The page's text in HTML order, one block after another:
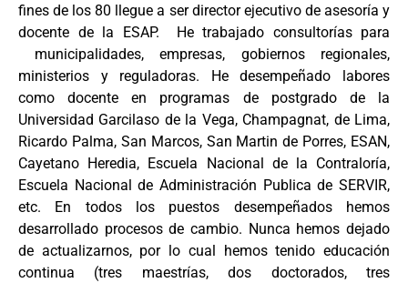
fines de los 80 llegue a ser director ejecutivo de asesoría y
docente de la ESAP. He trabajado consultorías para
municipalidades, empresas, gobiernos regionales,
ministerios y reguladoras. He desempeñado labores
como docente en programas de postgrado de la
Universidad Garcilaso de la Vega, Champagnat, de Lima,
Ricardo Palma, San Marcos, San Martin de Porres, ESAN,
Cayetano Heredia, Escuela Nacional de la Contraloría,
Escuela Nacional de Administración Publica de SERVIR,
etc. En todos los puestos desempeñados hemos
desarrollado procesos de cambio. Nunca hemos dejado
de actualizarnos, por lo cual hemos tenido educación
continua (tres maestrías, dos doctorados, tres